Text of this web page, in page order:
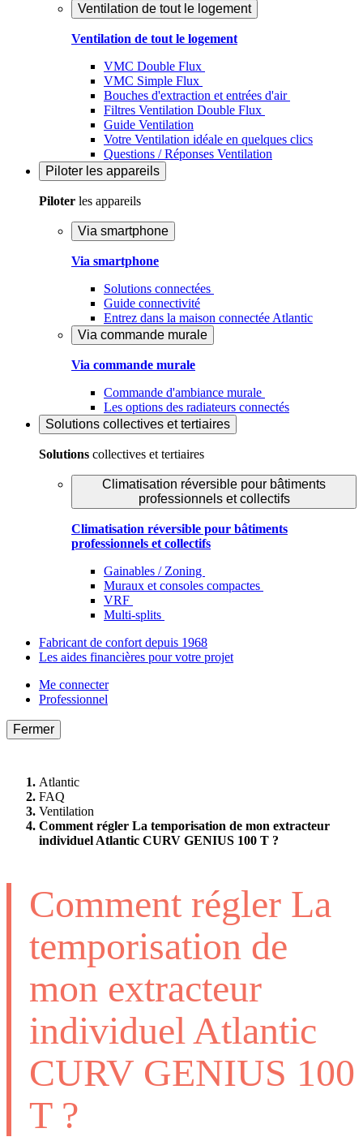
Ventilation de tout le logement
Ventilation de tout le logement
VMC Double Flux
VMC Simple Flux
Bouches d'extraction et entrées d'air
Filtres Ventilation Double Flux
Guide Ventilation
Votre Ventilation idéale en quelques clics
Questions / Réponses Ventilation
Piloter les appareils
Piloter les appareils
Via smartphone
Via smartphone
Solutions connectées
Guide connectivité
Entrez dans la maison connectée Atlantic
Via commande murale
Via commande murale
Commande d'ambiance murale
Les options des radiateurs connectés
Solutions collectives et tertiaires
Solutions collectives et tertiaires
Climatisation réversible pour bâtiments
professionnels et collectifs
Climatisation réversible pour bâtiments
professionnels et collectifs
Gainables / Zoning
Muraux et consoles compactes
VRF
Multi-splits
Fabricant de confort depuis 1968
Les aides financières pour votre projet
Me connecter
Professionnel
Fermer
Atlantic
FAQ
Ventilation
Comment régler La temporisation de mon extracteur
individuel Atlantic CURV GENIUS 100 T ?
Comment régler La
temporisation de
mon extracteur
individuel Atlantic
CURV GENIUS 100
T ?